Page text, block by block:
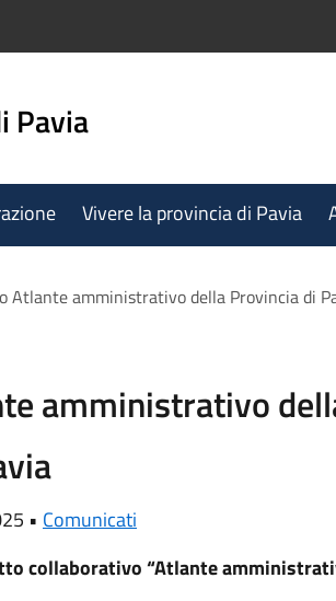
Pavia
Vivere la provincia di Pavia
Atlante amministrativo della Provincia di
amministrativo
• Comunicati
collaborativo “Atlante